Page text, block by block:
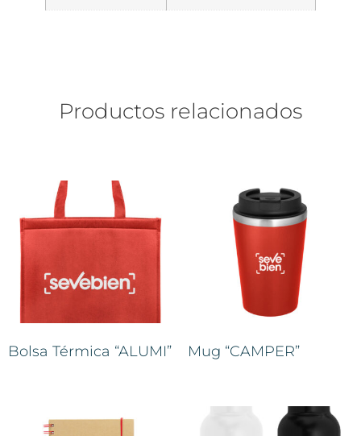
Productos relacionados
Bolsa Térmica “ALUMI” Mug “CAMPER”